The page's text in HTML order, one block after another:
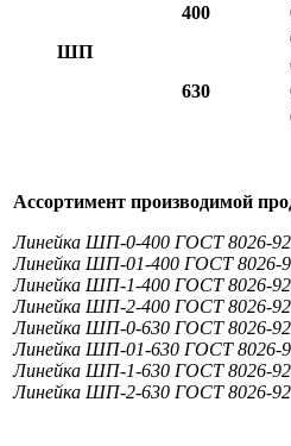
ШП
400
630
Ассортимент производимой
Линейка ШП-0-400 ГОСТ 8026-92
Линейка ШП-01-400 ГОСТ 8026-
Линейка ШП-1-400 ГОСТ 8026-92
Линейка ШП-2-400 ГОСТ 8026-92
Линейка ШП-0-630 ГОСТ 8026-92
Линейка ШП-01-630 ГОСТ 8026-
Линейка ШП-1-630 ГОСТ 8026-92
Линейка ШП-2-630 ГОСТ 8026-92